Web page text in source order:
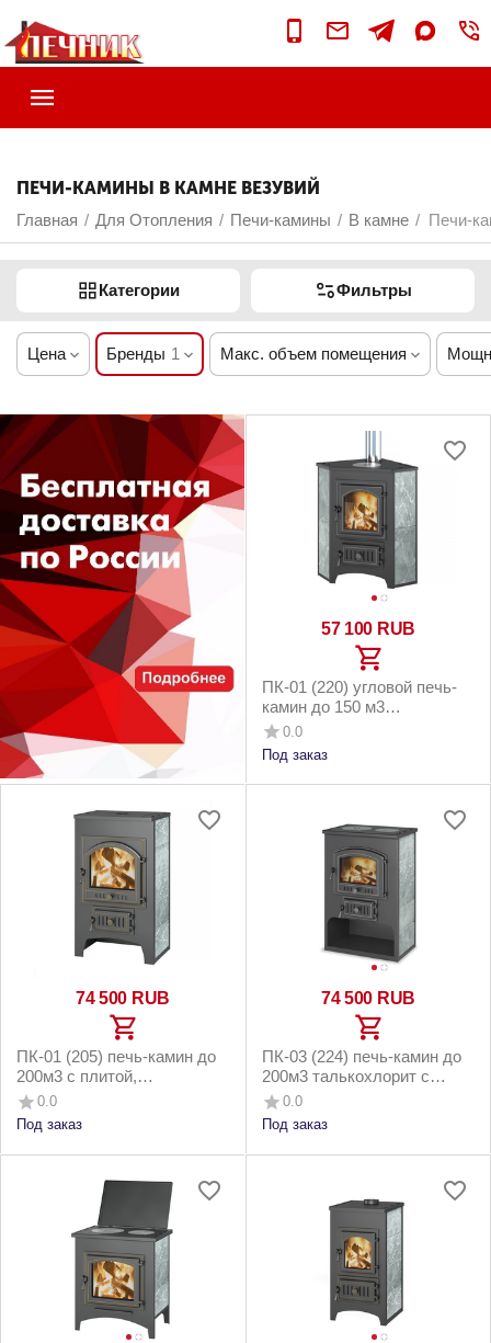
ПЕЧИ-КАМИНЫ В КАМНЕ ВЕЗУВИЙ
Главная / Для Отопления / Печи-камины / В камне / Печи-
Категории Фильтры
Цена Бренды 1 Макс. объем помещения
57 100 RUB
ПК-01 (220) угловой печь-
камин до 150 м3
талькохлорит с конфоркой
0.0
Под заказ
74 500 RUB
ПК-01 (205) печь-камин до
200м3 с плитой,
талькохлорит
0.0
Под заказ
74 500 RUB
ПК-03 (224) печь-камин до
200м3 талькохлорит с
плитой "Везувий В3"
0.0
Под заказ